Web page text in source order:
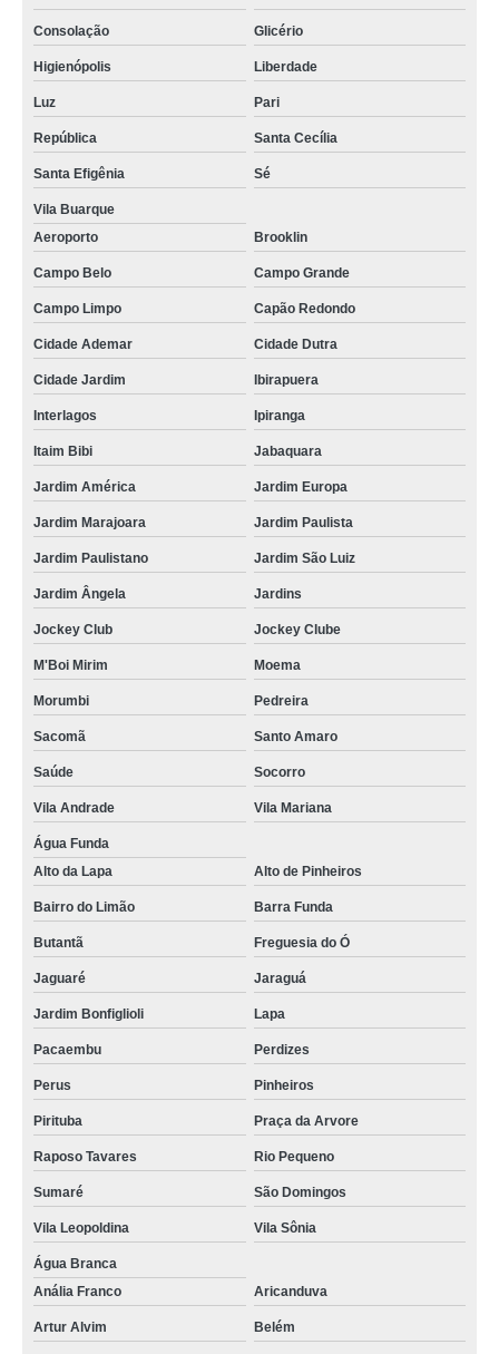
Consolação Glicério
Higienópolis Liberdade
Luz Pari
República Santa Cecília
Santa Efigênia Sé
Vila Buarque
Aeroporto
Brooklin
Campo Belo Campo Grande
Campo Limpo Capão Redondo
Cidade Ademar Cidade Dutra
Cidade Jardim Ibirapuera
Interlagos Ipiranga
Itaim Bibi Jabaquara
Jardim América Jardim Europa
Jardim Marajoara Jardim Paulista
Jardim Paulistano Jardim São Luiz
Jardim Ângela Jardins
Jockey Club Jockey Clube
M'Boi Mirim Moema
Morumbi Pedreira
Sacomã Santo Amaro
Saúde Socorro
Vila Andrade Vila Mariana
Água Funda
Alto da Lapa
Alto de Pinheiros
Bairro do Limão Barra Funda
Butantã Freguesia do Ó
Jaguaré Jaraguá
Jardim Bonfiglioli Lapa
Pacaembu Perdizes
Perus Pinheiros
Pirituba Praça da Arvore
Raposo Tavares Rio Pequeno
Sumaré São Domingos
Vila Leopoldina Vila Sônia
Água Branca
Anália Franco
Aricanduva
Artur Alvim Belém